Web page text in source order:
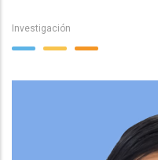
Investigación